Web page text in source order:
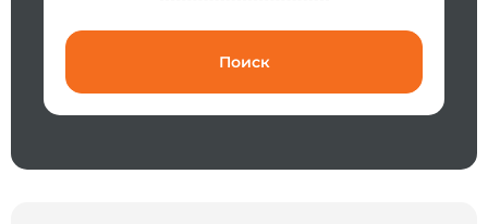
Поиск